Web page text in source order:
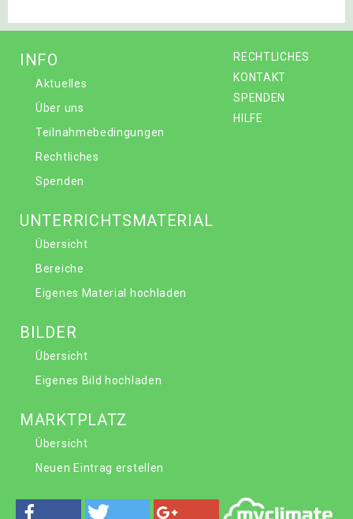
RECHTLICHES
KONTAKT
SPENDEN
HILFE
INFO
Aktuelles
Über uns
Teilnahmebedingungen
Rechtliches
Spenden
UNTERRICHTSMATERIAL
Übersicht
Bereiche
Eigenes Material hochladen
BILDER
Übersicht
Eigenes Bild hochladen
MARKTPLATZ
Übersicht
Neuen Eintrag erstellen